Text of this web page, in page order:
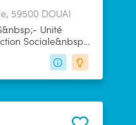
59500 DOUAI
Unité
Sociale&nbsp;-
les réponses
relations avec
aides dans la
d'événements